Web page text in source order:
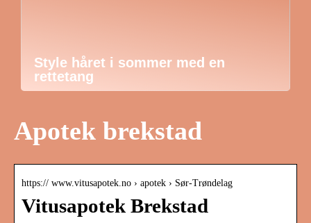
Style håret i sommer med en
rettetang
Apotek brekstad
https:// www.vitusapotek.no › apotek › Sør-Trøndelag
Vitusapotek Brekstad